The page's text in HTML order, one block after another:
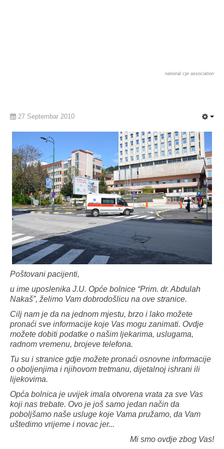
national cpr association
27 Septembar 2010
Poštovani pacijenti,
u ime uposlenika J.U. Opće bolnice “Prim. dr. Abdulah
Nakaš”, želimo Vam dobrodošlicu na ove stranice.
Cilj nam je da na jednom mjestu, brzo i lako možete
pronaći sve informacije koje Vas mogu zanimati. Ovdje
možete dobiti podatke o našim ljekarima, uslugama,
radnom vremenu, brojeve telefona.
Tu su i stranice gdje možete pronaći osnovne informacije
o oboljenjima i njihovom tretmanu, dijetalnoj ishrani ili
lijekovima.
Opća bolnica je uvijek imala otvorena vrata za sve Vas
koji nas trebate. Ovo je još samo jedan način da
poboljšamo naše usluge koje Vama pružamo, da Vam
uštedimo vrijeme i novac jer...
Mi smo ovdje zbog Vas!